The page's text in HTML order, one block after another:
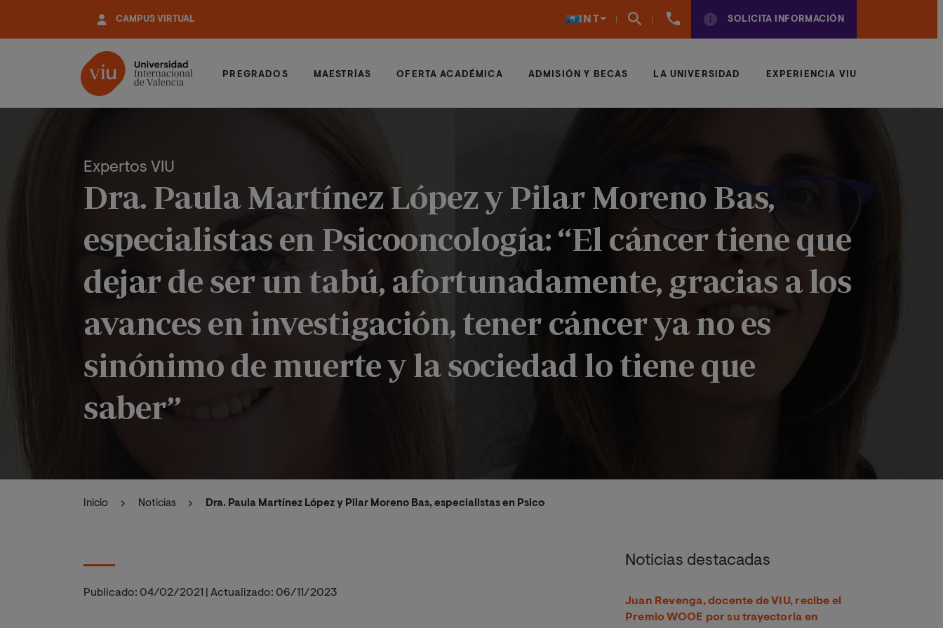
contenido
CAMPUS VIRTUAL INT
961
SOLICITA INFORMACIÓN
PREGRADOS MAESTRÍAS OFERTA ACADÉMICA ADMISIÓN Y BECAS LA UNIVERSIDAD EXPERIENCIA VIU
Expertos VIU
Dra. Paula Martínez López y Pilar Moreno Bas,
especialistas en Psicooncología: “El cáncer tiene que
dejar de ser un tabú, afortunadamente, gracias a los
avances en investigación, tener cáncer ya no es
sinónimo de muerte y la sociedad lo tiene que
saber”
Inicio Noticias Dra. Paula Martínez López y Pilar Moreno Bas, especialistas en Psicooncología: “El cáncer tiene que dejar de ser un tabú, afortunadamente,
Publicado: 04/02/2021 Actualizado: 06/11/2023
Noticias destacadas
Juan Revenga, docente de VIU, recibe el
Premio WOOE por su trayectoria en